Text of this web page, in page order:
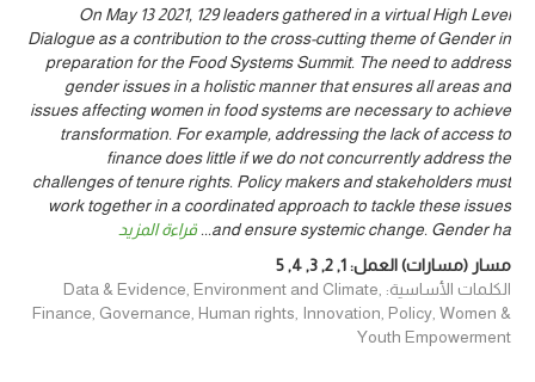
On May 13 2021, 129 leaders gathered in a virtual High Level
Dialogue as a contribution to the cross-cutting theme of Gender in
preparation for the Food Systems Summit. The need to address
gender issues in a holistic manner that ensures all areas and
issues affecting women in food systems are necessary to achieve
transformation. For example, addressing the lack of access to
finance does little if we do not concurrently address the
challenges of tenure rights. Policy makers and stakeholders must
work together in a coordinated approach to tackle these issues
and ensure systemic change. Gender ha
... قراءة المزيد
مسار (مسارات) العمل:1
,
2
,
3
,
4
,
5
الكلمات الأساسية: Data & Evidence, Environment and Climate,
Finance, Governance, Human rights, Innovation, Policy, Women &
Youth Empowerment